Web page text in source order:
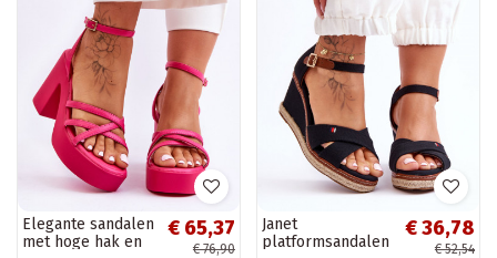
Elegante sandalen
met hoge hak en
€ 65,37
€ 76,90
Janet
platformsandalen
€ 36,78
€ 52,54